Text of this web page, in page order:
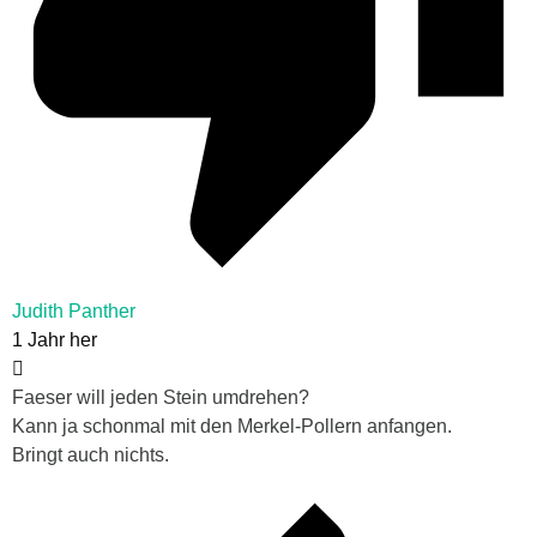
Judith Panther
1 Jahr her
Faeser will jeden Stein umdrehen?
Kann ja schonmal mit den Merkel-Pollern anfangen.
Bringt auch nichts.